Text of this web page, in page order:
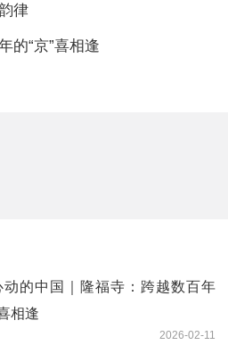
律
的“京”喜相逢
动的中国｜隆福寺：跨越数百年
相逢
2026-02-11